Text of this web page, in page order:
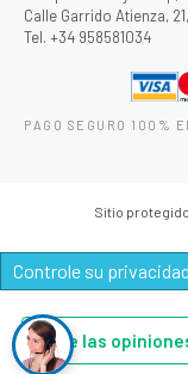
Calle Garrido Atienza,
Tel. +34 958581034
PAGO SEGURO 100%
Sitio protegido
Controle su privacidad
Lee las